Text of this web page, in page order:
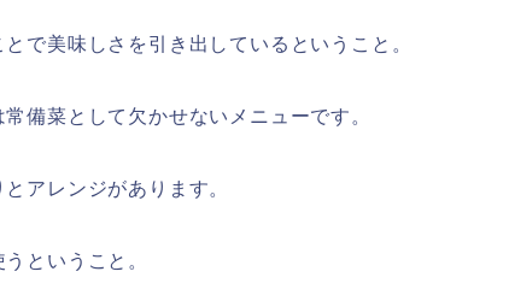
で美味しさを引き出しているということ。
備菜として欠かせないメニューです。
アレンジがあります。
ということ。